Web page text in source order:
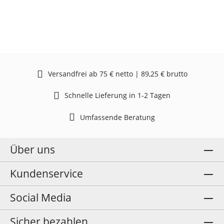
Versandfrei ab 75 € netto | 89,25 € brutto
Schnelle Lieferung in 1-2 Tagen
Umfassende Beratung
Über uns
Kundenservice
Social Media